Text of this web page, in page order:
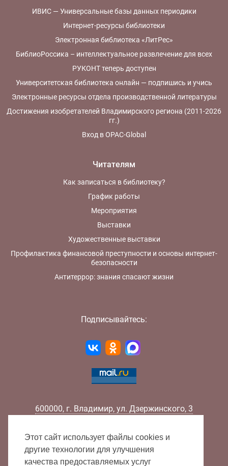
ИВИС — Универсальные базы данных периодики
Интернет-ресурсы библиотеки
Электронная библиотека «ЛитРес»
БиблиоРоссика – интеллектуальное развлечение для всех
РУКОНТ теперь доступен
Университетская библиотека онлайн — подпишись и учись
Электронные ресурсы отдела производственной литературы
Достижения изобретателей Владимирского региона (2011-2026
гг.)
Вход в OPAC-Global
Читателям
Как записаться в библиотеку?
График работы
Мероприятия
Выставки
Художественные выставки
Профилактика финансовой преступности и основы интернет-
безопасности
Антитеррор: знания спасают жизни
Подписывайтесь:
600000, г. Владимир, ул. Дзержинского, 3
Факс:
+7 (4922) 32-52-88
E-mail:
info@lib33.ru
Этот сайт использует файлы cookies и
другие технологии для улучшения
качества предоставляемых услуг